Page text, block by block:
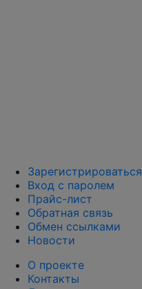
Зарегистрироваться
Вход с паролем
Прайс-лист
Обратная связь
Обмен ссылками
Новости
О проекте
Контакты